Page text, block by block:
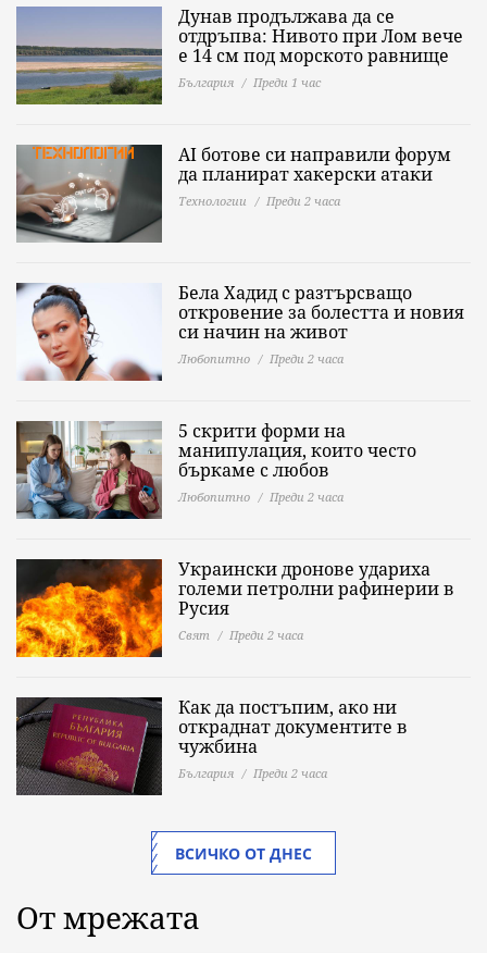
Дунав продължава да се
отдръпва: Нивото при Лом вече
е 14 см под морското равнище
България Преди 1 час
AI ботове си направили форум
да планират хакерски атаки
Технологии Преди 2 часа
Бела Хадид с разтърсващо
откровение за болестта и новия
си начин на живот
Любопитно Преди 2 часа
5 скрити форми на
манипулация, които често
бъркаме с любов
Любопитно Преди 2 часа
Украински дронове удариха
големи петролни рафинерии в
Русия
Свят Преди 2 часа
Как да постъпим, ако ни
откраднат документите в
чужбина
България Преди 2 часа
ВСИЧКО ОТ ДНЕС
От мрежата